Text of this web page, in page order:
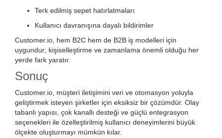
Terk edilmiş sepet hatırlatmaları
Kullanıcı davranışına dayalı bildirimler
Customer.io, hem B2C hem de B2B iş modelleri için
uygundur; kişiselleştirme ve zamanlama önemli olduğu her
yerde fark yaratır.
Sonuç
Customer.io, müşteri iletişimini veri ve otomasyon yoluyla
geliştirmek isteyen şirketler için eksiksiz bir çözümdür. Olay
tabanlı yapısı, çok kanallı desteği ve güçlü entegrasyon
seçenekleri ile özelleştirilmiş kullanıcı deneyimlerini büyük
ölçekte oluşturmayı mümkün kılar.